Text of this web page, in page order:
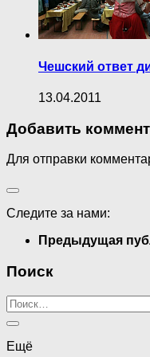
Чешский ответ
13.04.2011
Добавить
Для отправки
Следите за нами:
Предыдущая
Поиск
Найти:
Ещё